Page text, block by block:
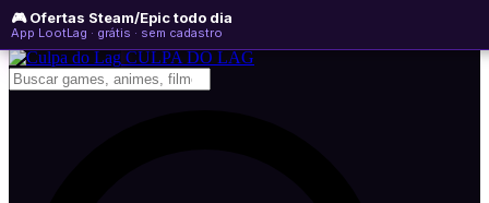
🎮 Ofertas Steam/Epic todo dia
App LootLag · grátis · sem cadastro
quinta-feira, 06 de agosto de 2026
Newsletter
CULPA DO LAG